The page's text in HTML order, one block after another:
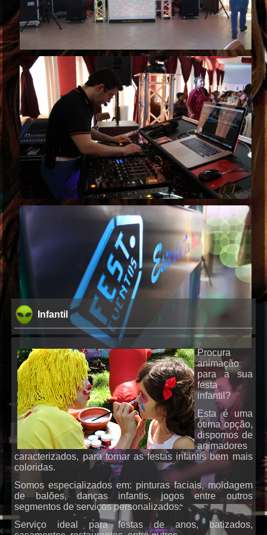
DJs
Karaoke
Infantil
Procura
animação
para a sua
festa
infantil?
Esta é uma
ótima opção,
dispomos de
animadores
caracterizados, para tornar as festas infantis bem mais
coloridas.
Somos especializados em: pinturas faciais, moldagem
de balões, danças infantis, jogos entre outros
segmentos de serviços personalizados.
Serviço ideal para festas de anos, batizados,